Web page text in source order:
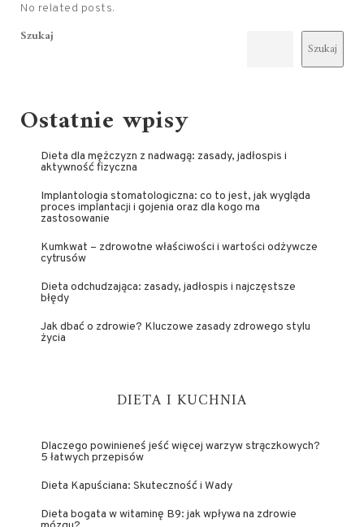
No related posts.
Szukaj
Szukaj
Ostatnie wpisy
Dieta dla mężczyzn z nadwagą: zasady, jadłospis i
aktywność fizyczna
Implantologia stomatologiczna: co to jest, jak wygląda
proces implantacji i gojenia oraz dla kogo ma
zastosowanie
Kumkwat – zdrowotne właściwości i wartości odżywcze
cytrusów
Dieta odchudzająca: zasady, jadłospis i najczęstsze
błędy
Jak dbać o zdrowie? Kluczowe zasady zdrowego stylu
życia
DIETA I KUCHNIA
Dlaczego powinieneś jeść więcej warzyw strączkowych?
5 łatwych przepisów
Dieta Kapuściana: Skuteczność i Wady
Dieta bogata w witaminę B9: jak wpływa na zdrowie